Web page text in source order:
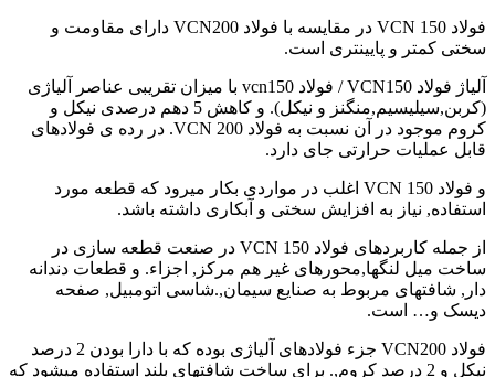
فولاد VCN 150 در مقایسه با فولاد VCN200 دارای مقاومت و
سختی کمتر و پایینتری است.
آلیاژ فولاد VCN150 / فولاد vcn150 با میزان تقریبی عناصر آلیاژی
(کربن,سیلیسیم,منگنز و نیکل). و کاهش 5 دهم درصدی نیکل و
کروم موجود در آن نسبت به فولاد VCN 200. در رده ی فولادهای
قابل عملیات حرارتی جای دارد.
و فولاد VCN 150 اغلب در مواردی بکار میرود که قطعه مورد
استفاده, نیاز به افزایش سختی و آبکاری داشته باشد.
از جمله کاربردهای فولاد VCN 150 در صنعت قطعه سازی در
ساخت میل لنگها,محورهای غیر هم مرکز, اجزاء. و قطعات دندانه
دار, شافتهای مربوط به صنایع سیمان,.شاسی اتومبیل, صفحه
دیسک و… است.
فولاد VCN200 جزء فولادهای آلیاژی بوده که با دارا بودن 2 درصد
نیکل و 2 درصد کروم,. برای ساخت شافتهای بلند استفاده میشود که